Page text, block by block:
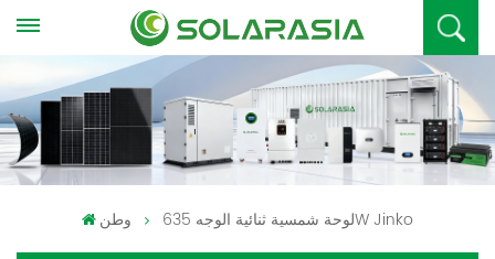
وطن لوحة شمسية ثنائية الوجه 635W Jinko